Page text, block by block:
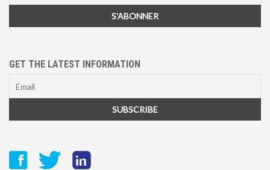
GET THE LATEST INFORMATION